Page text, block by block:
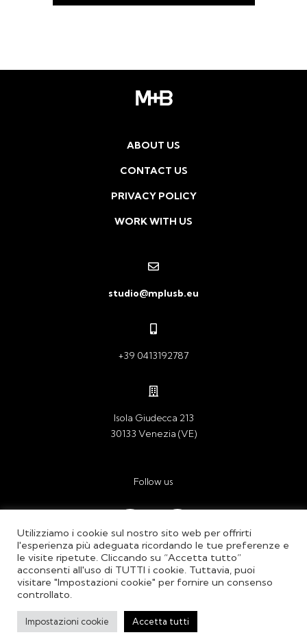
ABOUT US
CONTACT US
PRIVACY POLICY
WORK WITH US
studio@mplusb.eu
+39 0413192787
Isola Giudecca 213
30133 Venezia (VE)
Follow us
© M+B Studio srl • P.IVA: 03621990278
credits
Utilizziamo i cookie sul nostro sito web per offrirti
l'esperienza più adeguata ricordando le tue preferenze e
le visite ripetute. Cliccando su “Accetta tutto”
acconsenti all'uso di TUTTI i cookie. Tuttavia, puoi
visitare "Impostazioni cookie" per fornire un consenso
controllato.
Impostazioni cookie Accetta tutti